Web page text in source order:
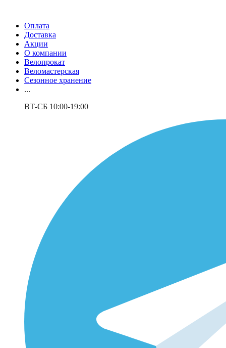
Оплата
Доставка
Акции
О компании
Велопрокат
Веломастерская
Сезонное хранение
...
ВТ-СБ 10:00-19:00